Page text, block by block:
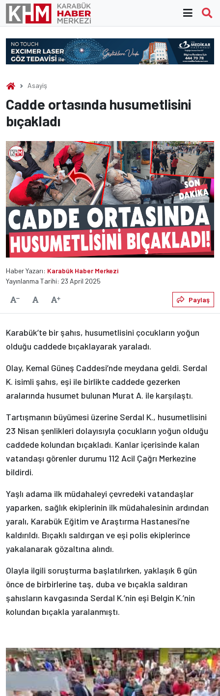
Skip
content
Asayiş
Cadde ortasında husumetlisini
bıçakladı
Haber Yazarı: Karabük Haber Merkezi
Yayınlanma Tarihi: 23 April 2025
Yazıyı KüçültVarsayılanYazıyı Büyüt Paylaş
Karabük’te bir şahıs, husumetlisini çocukların yoğun
olduğu caddede bıçaklayarak yaraladı.
Olay, Kemal Güneş Caddesi’nde meydana geldi. Serdal
K. isimli şahıs, eşi ile birlikte caddede gezerken
aralarında husumet bulunan Murat A. ile karşılaştı.
Tartışmanın büyümesi üzerine Serdal K., husumetlisini
23 Nisan şenlikleri dolayısıyla çocukların yoğun olduğu
caddede kolundan bıçakladı. Kanlar içerisinde kalan
vatandaşı görenler durumu 112 Acil Çağrı Merkezine
bildirdi.
Yaşlı adama ilk müdahaleyi çevredeki vatandaşlar
yaparken, sağlık ekiplerinin ilk müdahalesinin ardından
yaralı, Karabük Eğitim ve Araştırma Hastanesi’ne
kaldırıldı. Bıçaklı saldırgan ve eşi polis ekiplerince
yakalanarak gözaltına alındı.
Olayla ilgili soruşturma başlatılırken, yaklaşık 6 gün
önce de birbirlerine taş, duba ve bıçakla saldıran
şahısların kavgasında Serdal K.’nin eşi Belgin K.’nin
kolundan bıçakla yaralanmıştı.